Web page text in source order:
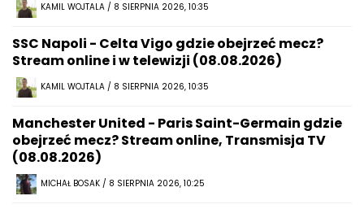
KAMIL WOJTALA / 8 SIERPNIA 2026, 10:35
SSC Napoli - Celta Vigo gdzie obejrzeć mecz?
Stream online i w telewizji (08.08.2026)
KAMIL WOJTALA / 8 SIERPNIA 2026, 10:35
Manchester United - Paris Saint-Germain gdzie
obejrzeć mecz? Stream online, Transmisja TV
(08.08.2026)
MICHAŁ BOSAK / 8 SIERPNIA 2026, 10:25